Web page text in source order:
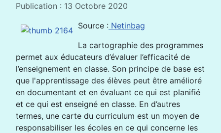
Publication : 13 Octobre 2020
Source : Netinbag
La cartographie des programmes
permet aux éducateurs d’évaluer l’efficacité de
l’enseignement en classe. Son principe de base est
que l'apprentissage des élèves peut être amélioré
en documentant et en évaluant ce qui est planifié
et ce qui est enseigné en classe. En d’autres
termes, une carte du curriculum est un moyen de
responsabiliser les écoles en ce qui concerne les